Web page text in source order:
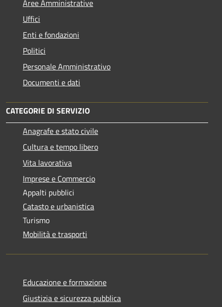
Aree Amministrative
Uffici
Enti e fondazioni
Politici
Personale Amministrativo
Documenti e dati
CATEGORIE DI SERVIZIO
Anagrafe e stato civile
Cultura e tempo libero
Vita lavorativa
Imprese e Commercio
Appalti pubblici
Catasto e urbanistica
Turismo
Mobilità e trasporti
Educazione e formazione
Giustizia e sicurezza pubblica